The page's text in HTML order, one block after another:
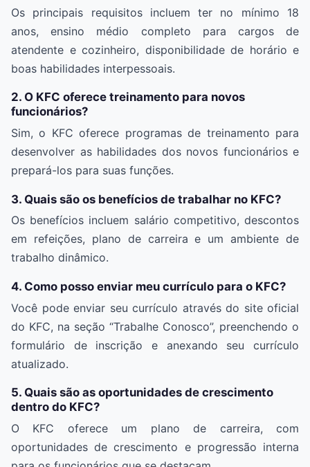
Os principais requisitos incluem ter no mínimo 18
anos, ensino médio completo para cargos de
atendente e cozinheiro, disponibilidade de horário e
boas habilidades interpessoais.
2. O KFC oferece treinamento para novos
funcionários?
Sim, o KFC oferece programas de treinamento para
desenvolver as habilidades dos novos funcionários e
prepará-los para suas funções.
3. Quais são os benefícios de trabalhar no KFC?
Os benefícios incluem salário competitivo, descontos
em refeições, plano de carreira e um ambiente de
trabalho dinâmico.
4. Como posso enviar meu currículo para o KFC?
Você pode enviar seu currículo através do site oficial
do KFC, na seção “Trabalhe Conosco”, preenchendo o
formulário de inscrição e anexando seu currículo
atualizado.
5. Quais são as oportunidades de crescimento
dentro do KFC?
O KFC oferece um plano de carreira, com
oportunidades de crescimento e progressão interna